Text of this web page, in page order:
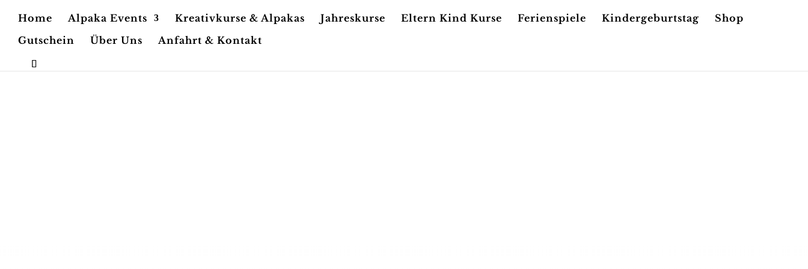
Home Alpaka Events Kreativkurse & Alpakas Jahreskurse Eltern Kind Kurse Ferienspiele Kindergeburtstag
Shop
Gutschein
Über Uns Anfahrt & Kontakt